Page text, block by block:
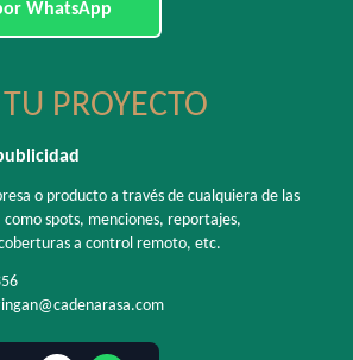
WhatsApp
PROYECTO
o producto a través de cualquiera de las
spots, menciones, reportajes,
a control remoto, etc.